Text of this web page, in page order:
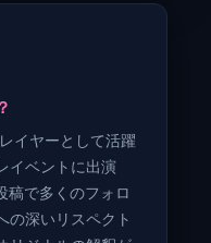
イヤーとして活躍
イベントに出演
稿で多くのフォロ
の深いリスペクト